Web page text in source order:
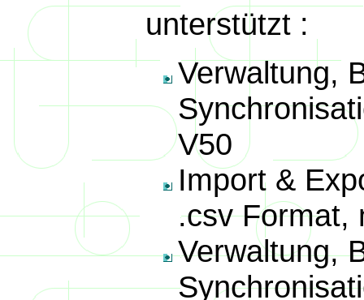
unterstützt :
Verwaltung,
V50
Import &
.csv Format,
Verwaltung,